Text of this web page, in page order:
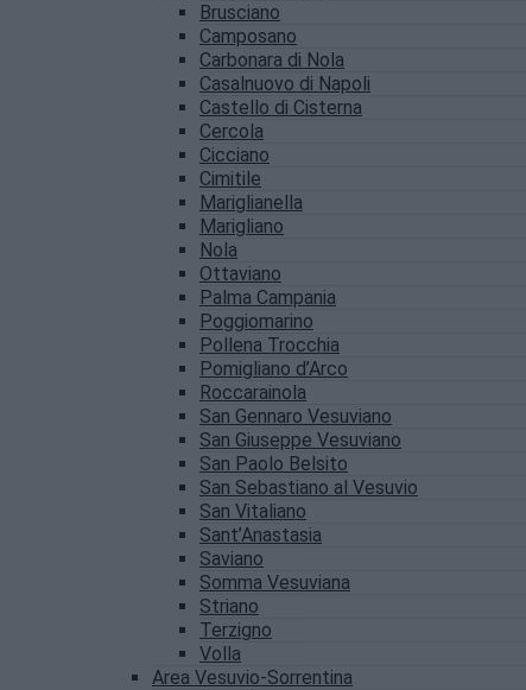
Brusciano
Camposano
Carbonara di Nola
Casalnuovo di Napoli
Castello di Cisterna
Cercola
Cicciano
Cimitile
Mariglianella
Marigliano
Nola
Ottaviano
Palma Campania
Poggiomarino
Pollena Trocchia
Pomigliano d’Arco
Roccarainola
San Gennaro Vesuviano
San Giuseppe Vesuviano
San Paolo Belsito
San Sebastiano al Vesuvio
San Vitaliano
Sant’Anastasia
Saviano
Somma Vesuviana
Striano
Terzigno
Volla
Area Vesuvio-Sorrentina